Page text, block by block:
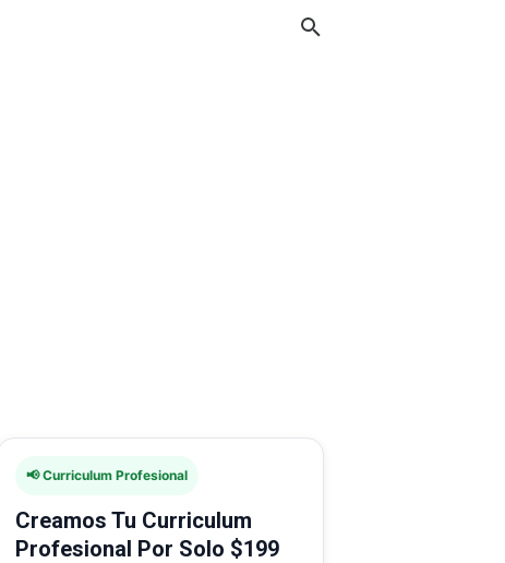
📢 Curriculum Profesional
Creamos Tu Curriculum
Profesional Por Solo $199